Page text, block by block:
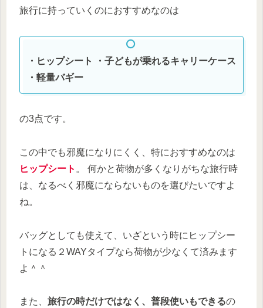
旅行に持っていくのにおすすめなのは
・ヒップシート
・子どもが乗れるキャリーケース
・軽量バギー
の3点です。
この中でも邪魔になりにくく、特におすすめなのは
ヒップシート 。 何かと荷物が多くなりがちな旅行時
は、なるべく邪魔にならないものを選びたいですよ
ね。
バッグとしても使えて、いざという時にヒップシー
トになる２WAYタイプなら荷物が少なくて済みます
よ＾＾
また、 旅行の時だけではなく、普段使いもできるの